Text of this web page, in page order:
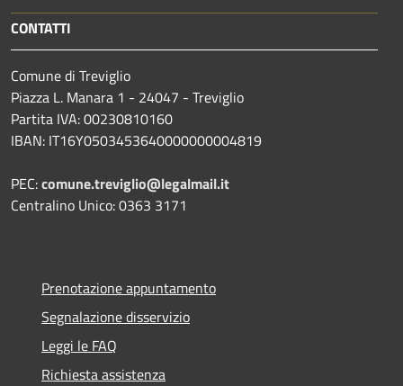
CONTATTI
Comune di Treviglio
Piazza L. Manara 1 - 24047 - Treviglio
Partita IVA: 00230810160
IBAN: IT16Y0503453640000000004819
PEC:comune.treviglio@legalmail.it
Centralino Unico: 0363 3171
Prenotazione appuntamento
Segnalazione disservizio
Leggi le FAQ
Richiesta assistenza